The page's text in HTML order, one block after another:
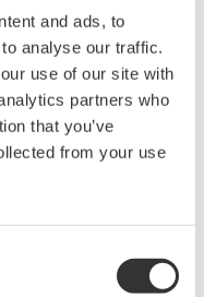
and ads, to
analyse our traffic.
use of our site with
partners who
that you’ve
from your use
het identificeren van
van
berekenen van de
en Yokogawa
onderzoeken om